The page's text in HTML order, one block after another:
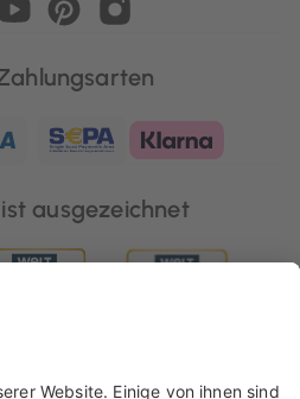
ausgezeichnet